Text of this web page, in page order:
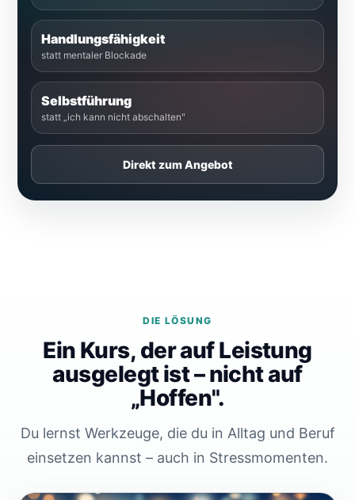
Handlungsfähigkeit
statt mentaler Blockade
Selbstführung
statt „ich kann nicht abschalten"
Direkt zum Angebot
DIE LÖSUNG
Ein Kurs, der auf Leistung
ausgelegt ist – nicht auf
„Hoffen".
Du lernst Werkzeuge, die du in Alltag und Beruf
einsetzen kannst – auch in Stressmomenten.